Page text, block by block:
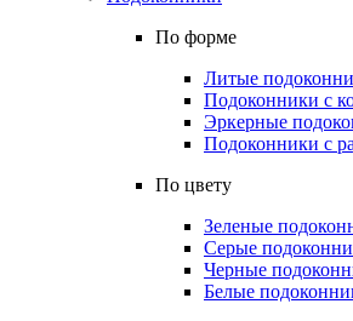
По форме
Литые
Подоконники с
Эркерные
Подоконники с
По цвету
Зеленые
Серые
Черные
Белые